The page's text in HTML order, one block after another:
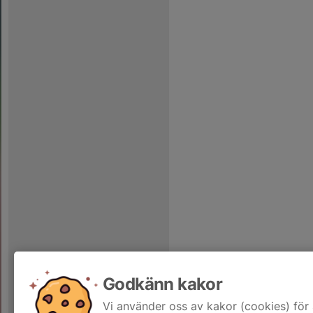
Godkänn kakor
Vi använder oss av kakor (cookies)